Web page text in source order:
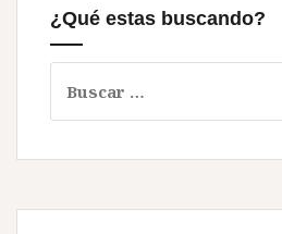
¿Qué estas buscando?